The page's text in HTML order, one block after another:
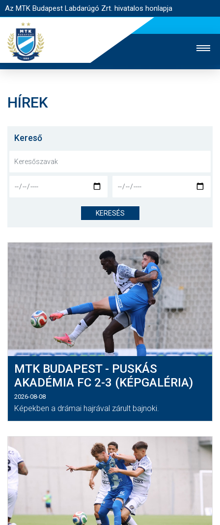
Az MTK Budapest Labdarúgó Zrt. hivatalos honlapja
JEGYÉRTÉKESÍTÉS
NYITÓLAP
CSAPATOK
KLUB
GALÉRIA
SZURKOLÓI ÉLMÉNYEK
AKKREDITÁCIÓ
HÍREK
Kereső
KERESÉS
MTK BUDAPEST - PUSKÁS
AKADÉMIA FC 2-3 (KÉPGALÉRIA)
2026-08-08
Képekben a drámai hajrával zárult bajnoki.